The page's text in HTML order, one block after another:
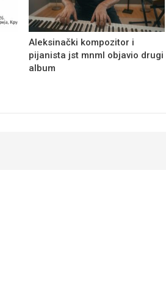
Aleksinački kompozitor i
pijanista jst mnml objavio drugi
album